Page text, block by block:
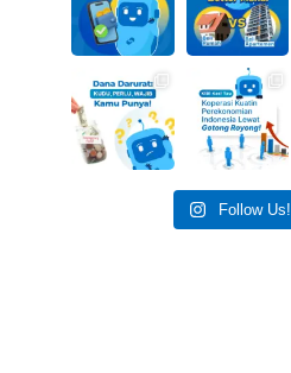
Follow Us!